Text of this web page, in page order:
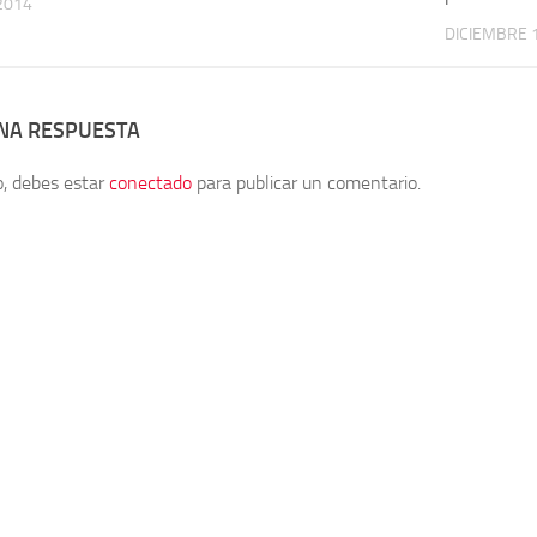
DICIEMBRE
RESPUESTA
debes estarconectado para publicar un comentario.